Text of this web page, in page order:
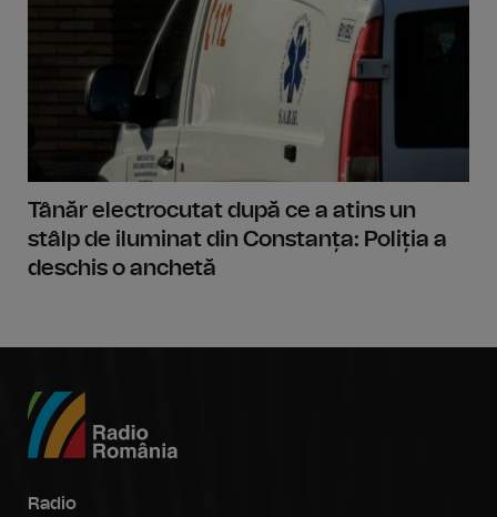
Tânăr electrocutat după ce a atins un
stâlp de iluminat din Constanța: Poliția a
deschis o anchetă
Radio